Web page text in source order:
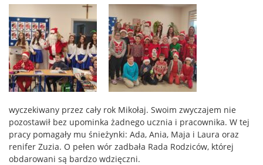
wyczekiwany przez cały rok Mikołaj. Swoim zwyczajem nie
pozostawił bez upominka żadnego ucznia i pracownika. W tej
pracy pomagały mu śnieżynki: Ada, Ania, Maja i Laura oraz
renifer Zuzia. O pełen wór zadbała Rada Rodziców, której
obdarowani są bardzo wdzięczni.